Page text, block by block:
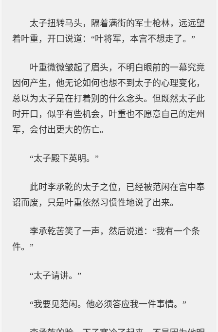
太子扭转马头，隔着满街的军士枪林，远远望
着叶重，开口说道：“叶将军，本宫不想走了。”
叶重微微皱起了眉头，不明白眼前的一幕究竟
因何产生，他无论如何也想不到太子的心理变化，
总以为太子是在打着别的什么念头。但既然太子此
时开口，似乎有些机会，叶重也不愿意自己的定州
军，会付出更大的伤亡。
“太子殿下英明。”
此时李承乾的太子之位，已经被范闲在宫中奉
诏而废，只是叶重依然习惯性地说了出来。
李承乾苦笑了一声，然后说道：“我有一个条
件。”
“太子请讲。”
“我要见范闲。他必须答应我一件事情。”